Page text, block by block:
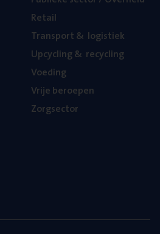
Retail
Trans­port& logistiek
Upcy­cling& recycling
Voe­ding
Vrije beroe­pen
Zorg­sec­tor